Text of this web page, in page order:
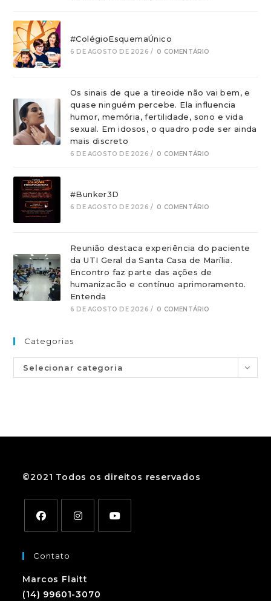
#ColégioEsquemaÚnico
6 DE AGOSTO DE 2026 / 0 COMENTÁRIO
Os sinais de que a tireoide não vai bem, e
quase ninguém percebe. Ela influencia
humor, memória, fertilidade, sono e vida
sexual. Em idosos, o quadro pode ser ainda
mais discreto
6 DE AGOSTO DE 2026 / 0 COMENTÁRIO
#Bunker3D
6 DE AGOSTO DE 2026 / 0 COMENTÁRIO
Reunião destaca experiência do paciente
da UTI Geral da Santa Casa de Marília.
Encontro faz parte das ações de
humanizacão e contínuo aprimoramento.
Entenda
6 DE AGOSTO DE 2026 / 0 COMENTÁRIO
Categorias
Selecionar categoria
©2021 Todos os direitos reservados
Contato
Marcos Flaitt
(14) 99601-3070